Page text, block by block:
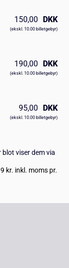
150,00 DKK
(ekskl. 10.00 billetgebyr)
190,00 DKK
(ekskl. 10.00 billetgebyr)
95,00 DKK
(ekskl. 10.00 billetgebyr)
viser dem via
kr. inkl. moms pr.